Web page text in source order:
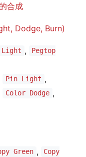
合成
Dodge, Burn)
,
Pegtop
Pin Light ,
Color Dodge ,
Green ,
Copy